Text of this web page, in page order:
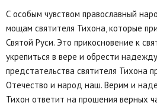
С особым чувством православный
мощам святителя Тихона, которые
Святой Руси. Это прикосновение к
укрепиться в вере и обрести
предстательства святителя Тихона
Отечество и народ наш. Верим и
Тихон ответит на прошения верных